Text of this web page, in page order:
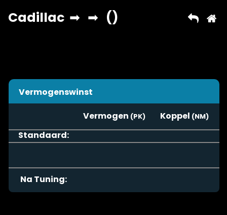
Vermogenswinst
Vermogen
Koppel
Standaard:
Na Tuning: